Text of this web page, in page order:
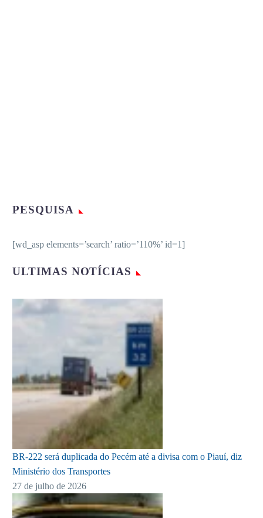
PESQUISA
[wd_asp elements=’search’ ratio=’110%’ id=1]
ULTIMAS NOTÍCIAS
BR-222 será duplicada do Pecém até a divisa com o Piauí, diz
Ministério dos Transportes
27 de julho de 2026